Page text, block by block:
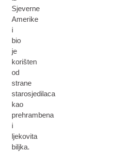
Sjeverne
Amerike
i
bio
je
korišten
od
strane
starosjedilaca
kao
prehrambena
i
ljekovita
biljka.